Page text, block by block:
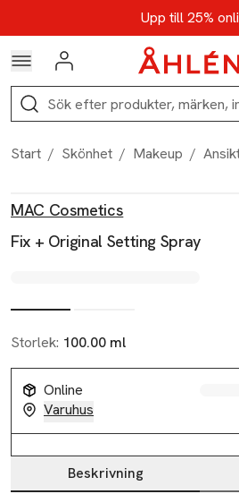
Hoppa till navigationsmenynUpp till 25%
Kod: AUG25 -
Logga in
Sök
Start / Skönhet / Makeup /
MAC Cosmetics
Fix + Original Setting Spray
Storlek: 100.00 ml
Online
Varuhus
Beskrivning